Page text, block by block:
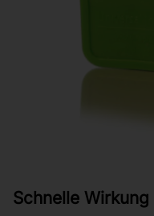
Schnelle